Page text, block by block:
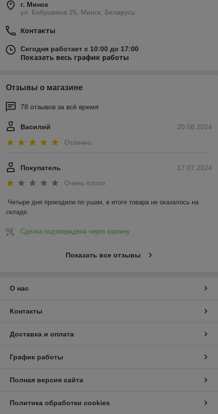
г. Минск
ул. Бабушкина 25, Минск, Беларусь
Контакты
Сегодня работает с 10:00 до 17:00
Показать весь график работы
Отзывы о магазине
78 отзывов за всё время
20.08.2024
Василий
Отлично
17.07.2024
Покупатель
Очень плохо
Четыре дня проездили по ушам, в итоге товара не оказалось на
складе.
Сделка подтверждена через корзину
Показать все отзывы
О нас
Контакты
Доставка и оплата
График работы
Полная версия сайта
Политика обработки cookies